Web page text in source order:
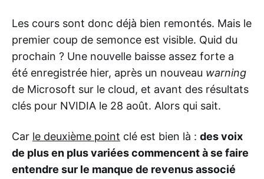
Les cours sont donc déjà bien remontés. Mais le
premier coup de semonce est visible. Quid du
prochain ? Une nouvelle baisse assez forte a
été enregistrée hier, après un nouveau warning
de Microsoft sur le cloud, et avant des résultats
clés pour NVIDIA le 28 août. Alors qui sait.
Car le deuxième point clé est bien là : des voix
de plus en plus variées commencent à se faire
entendre sur le manque de revenus associé